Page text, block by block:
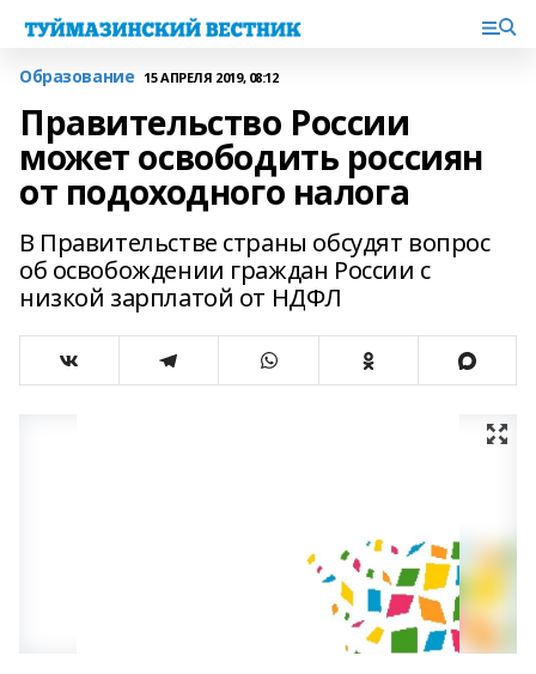
Образование 15 АПРЕЛЯ 2019, 08:12
Правительство России
может освободить россиян
от подоходного налога
В Правительстве страны обсудят вопрос
об освобождении граждан России с
низкой зарплатой от НДФЛ